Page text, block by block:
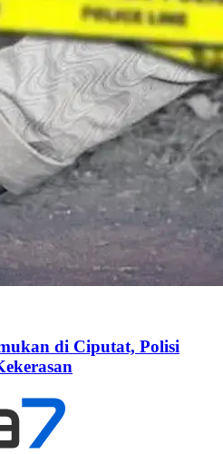
di Ciputat, Polisi